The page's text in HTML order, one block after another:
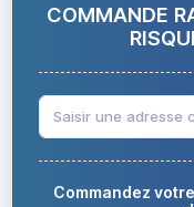
COMMANDE
Commandez